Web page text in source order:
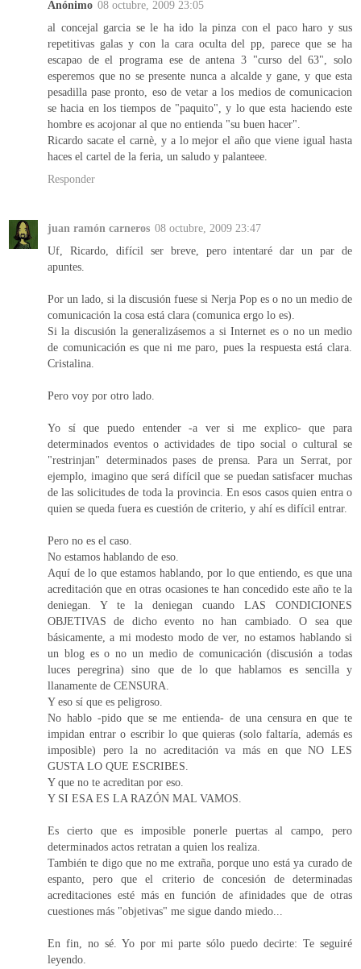
Anónimo 08 octubre, 2009 23:05
al concejal garcia se le ha ido la pinza con el paco haro y sus
repetitivas galas y con la cara oculta del pp, parece que se ha
escapao de el programa ese de antena 3 "curso del 63", solo
esperemos que no se presente nunca a alcalde y gane, y que esta
pesadilla pase pronto, eso de vetar a los medios de comunicacion
se hacia en los tiempos de "paquito", y lo que esta haciendo este
hombre es acojonar al que no entienda "su buen hacer".
Ricardo sacate el carnè, y a lo mejor el año que viene igual hasta
haces el cartel de la feria, un saludo y palanteee.
Responder
juan ramón carneros 08 octubre, 2009 23:47
Uf, Ricardo, difícil ser breve, pero intentaré dar un par de
apuntes.
Por un lado, si la discusión fuese si Nerja Pop es o no un medio de
comunicación la cosa está clara (comunica ergo lo es).
Si la discusión la generalizásemos a si Internet es o no un medio
de comunicación es que ni me paro, pues la respuesta está clara.
Cristalina.
Pero voy por otro lado.
Yo sí que puedo entender -a ver si me explico- que para
determinados eventos o actividades de tipo social o cultural se
"restrinjan" determinados pases de prensa. Para un Serrat, por
ejemplo, imagino que será difícil que se puedan satisfacer muchas
de las solicitudes de toda la provincia. En esos casos quien entra o
quien se queda fuera es cuestión de criterio, y ahí es difícil entrar.
Pero no es el caso.
No estamos hablando de eso.
Aquí de lo que estamos hablando, por lo que entiendo, es que una
acreditación que en otras ocasiones te han concedido este año te la
deniegan. Y te la deniegan cuando LAS CONDICIONES
OBJETIVAS de dicho evento no han cambiado. O sea que
básicamente, a mi modesto modo de ver, no estamos hablando si
un blog es o no un medio de comunicación (discusión a todas
luces peregrina) sino que de lo que hablamos es sencilla y
llanamente de CENSURA.
Y eso sí que es peligroso.
No hablo -pido que se me entienda- de una censura en que te
impidan entrar o escribir lo que quieras (solo faltaría, además es
imposible) pero la no acreditación va más en que NO LES
GUSTA LO QUE ESCRIBES.
Y que no te acreditan por eso.
Y SI ESA ES LA RAZÓN MAL VAMOS.
Es cierto que es imposible ponerle puertas al campo, pero
determinados actos retratan a quien los realiza.
También te digo que no me extraña, porque uno está ya curado de
espanto, pero que el criterio de concesión de determinadas
acreditaciones esté más en función de afinidades que de otras
cuestiones más "objetivas" me sigue dando miedo...
En fin, no sé. Yo por mi parte sólo puedo decirte: Te seguiré
leyendo.